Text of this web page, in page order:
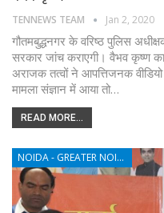
TENNEWS TEAM Jan 2, 2020
गौतमबुद्धनगर के वरिष्ठ पुलिस
सरकार जांच कराएगी। वैभव कृष्ण
अराजक तत्वों ने आपत्तिजनक
मामला संज्ञान में आया तो…
READ MORE...
NOIDA - GREATER NOIDA - YAMUNA EXPRESSWAY